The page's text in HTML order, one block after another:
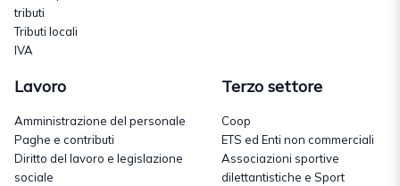
tributi
Tributi locali
IVA
Lavoro
Amministrazione del personale
Paghe e contributi
Diritto del lavoro e legislazione
sociale
Terzo settore
Coop
ETS ed Enti non commerciali
Associazioni sportive
dilettantistiche e Sport